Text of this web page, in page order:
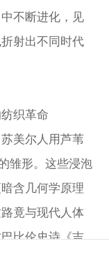
不断进化，见
射出不同时代
织革命
美尔人用芦苇
雏形。这些浸泡
含几何学原理
竟与现代人体
比伦史诗《吉
工匠改造床